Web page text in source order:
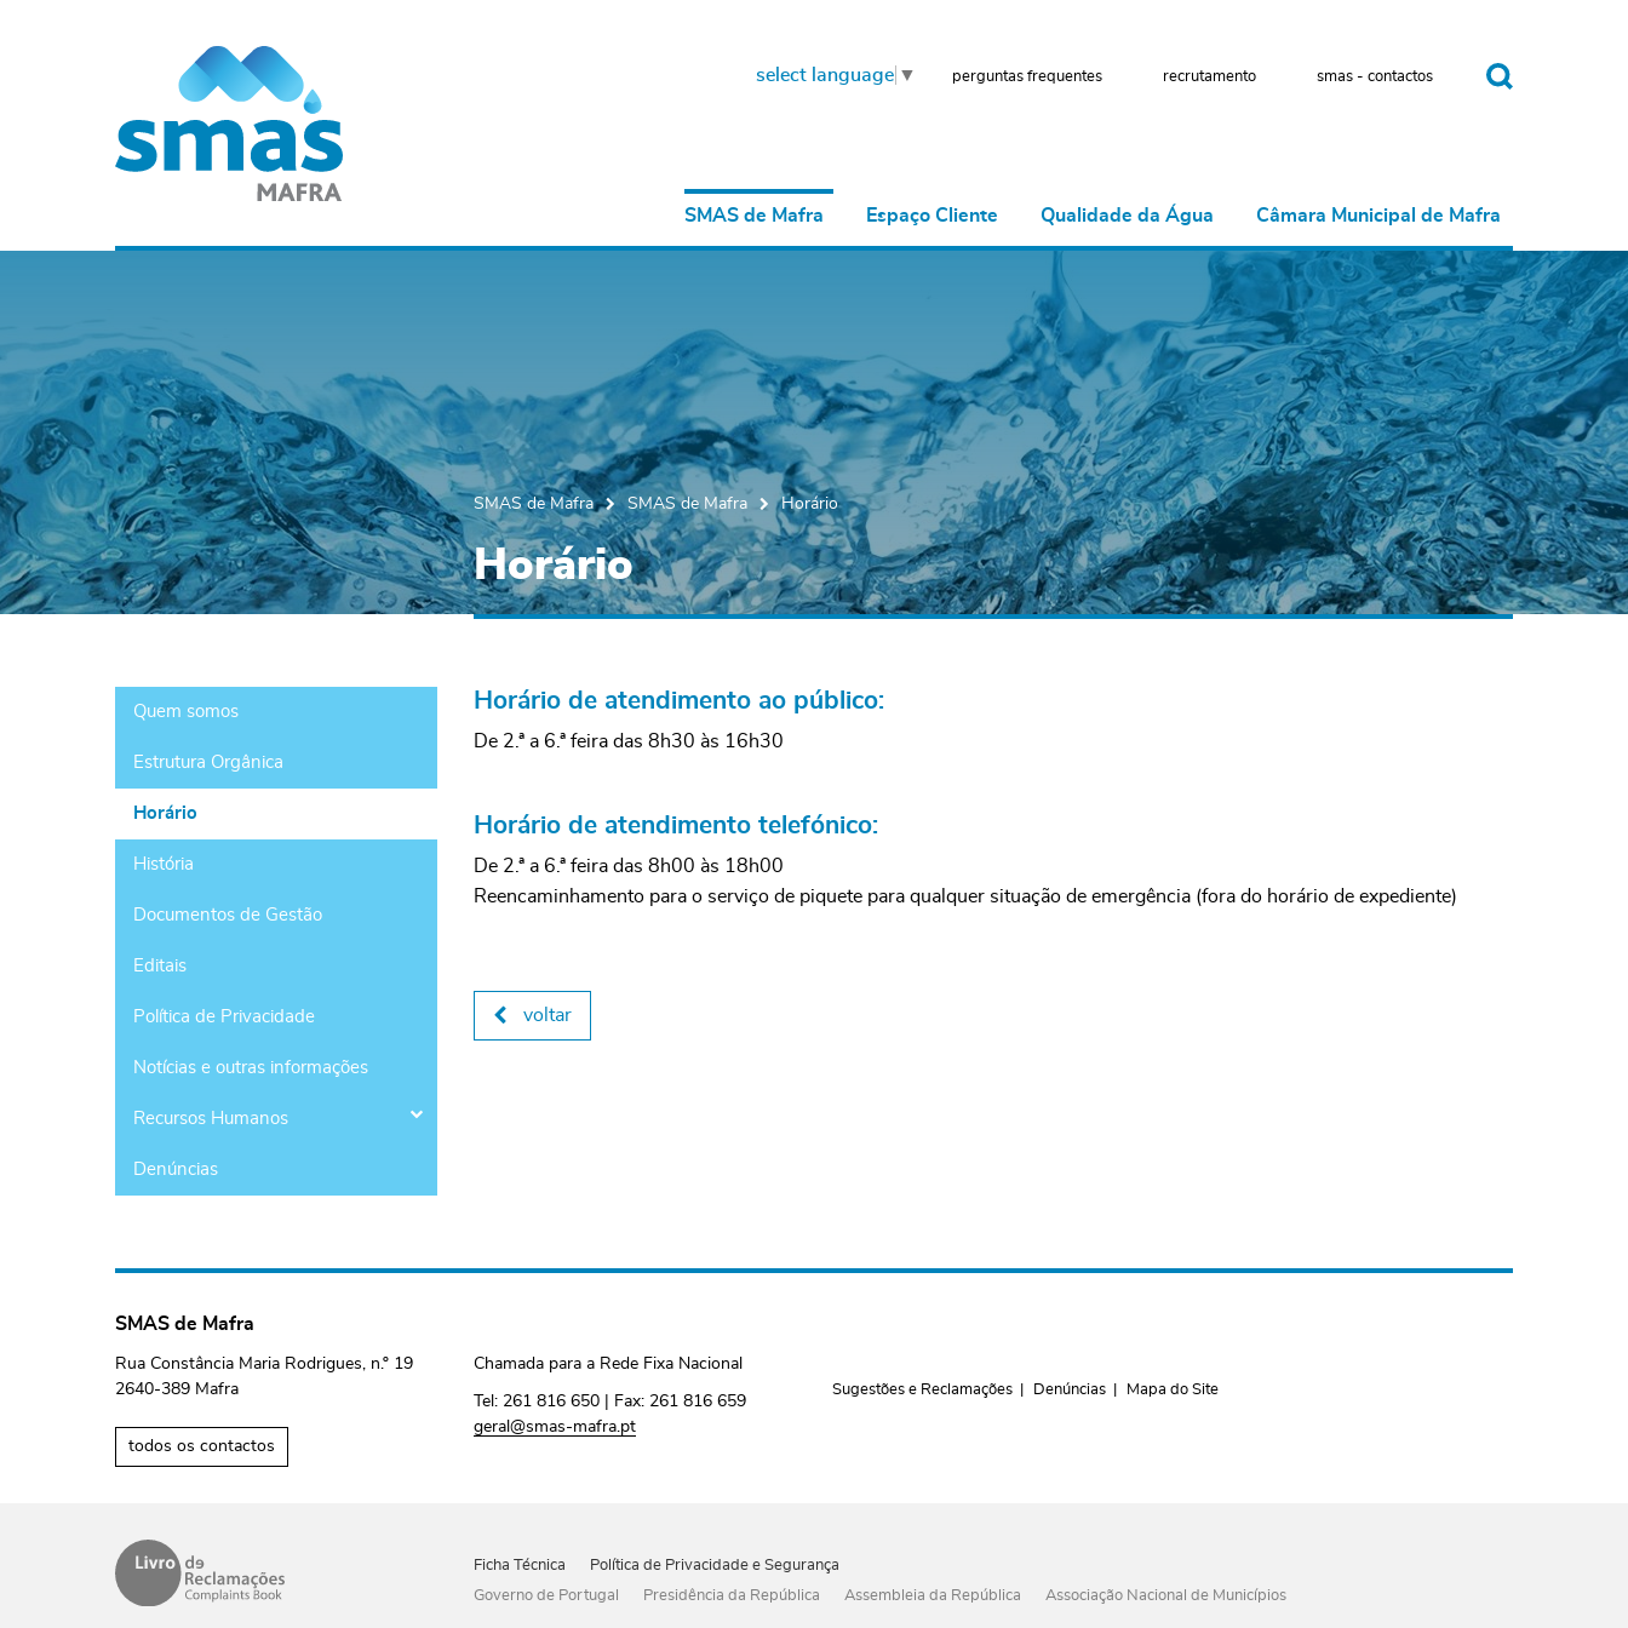
select language ▼ perguntas frequentes recrutamento smas - contactos
SMAS de Mafra Espaço Cliente Qualidade da Água Câmara Municipal de Mafra
SMAS de Mafra SMAS de Mafra Horário
Horário
Quem somos
Estrutura Orgânica
Horário
História
Documentos de Gestão
Editais
Política de Privacidade
Notícias e outras informações
Recursos Humanos
Denúncias
Horário de atendimento ao público:
De 2.ª a 6.ª feira das 8h30 às 16h30
Horário de atendimento telefónico:
De 2.ª a 6.ª feira das 8h00 às 18h00
Reencaminhamento para o serviço de piquete para qualquer situação de emergência (fora do horário de expediente)
voltar
SMAS de Mafra
Rua Constância Maria Rodrigues, n.º 19
2640-389 Mafra
todos os contactos
Chamada para a Rede Fixa Nacional
Tel: 261 816 650 | Fax: 261 816 659
geral@smas-mafra.pt
Sugestões e Reclamações Denúncias Mapa do Site
Ficha Técnica
Política de Privacidade e Segurança
Governo de Portugal
Presidência da República Assembleia da República Associação Nacional de Municípios